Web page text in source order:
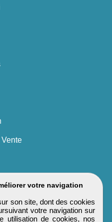
votre navigation
son site, dont des cookies
votre navigation sur
utilisation de cookies, nos